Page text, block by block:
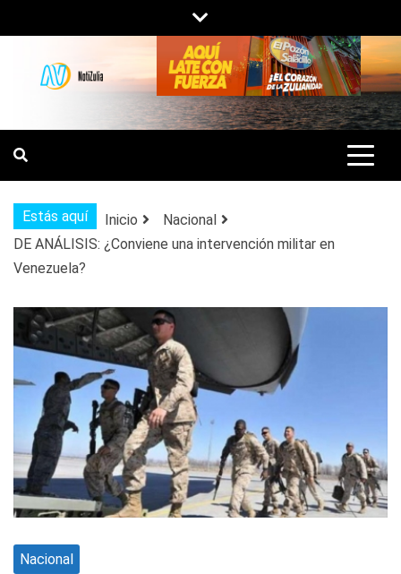
al
contenido
NOTIZULIA
NOTICIAS DEL ZULIA, VENEZUELA Y
DE INTERÉS GENERAL.
Estás aquí Inicio
Nacional
DE ANÁLISIS: ¿Conviene una intervención militar en
Venezuela?
Nacional